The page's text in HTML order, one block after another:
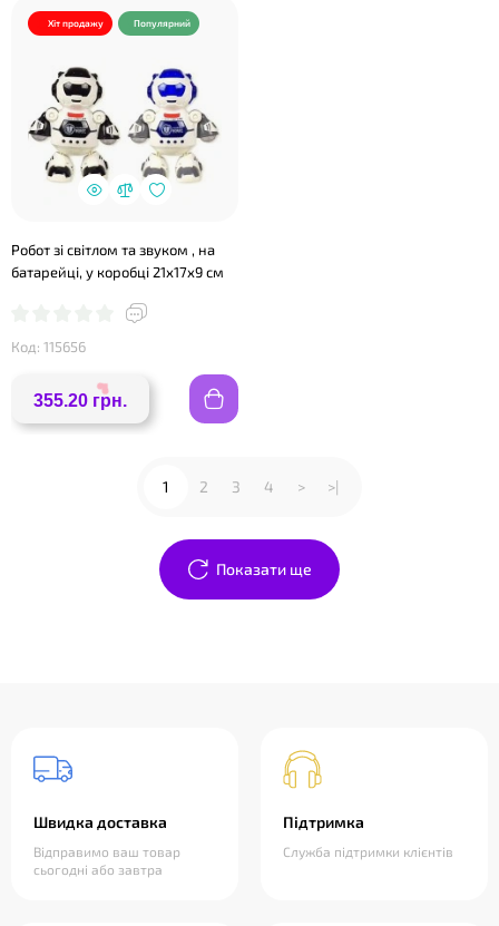
Хіт продажу Популярний
Робот зі світлом та звуком , на
батарейці, у коробці 21х17х9 см
Код: 115656
355.20 грн.
Показати ще
1 2 3 4 > >|
Швидка доставка
Відправимо ваш товар
сьогодні або завтра
Підтримка
Служба підтримки клієнтів